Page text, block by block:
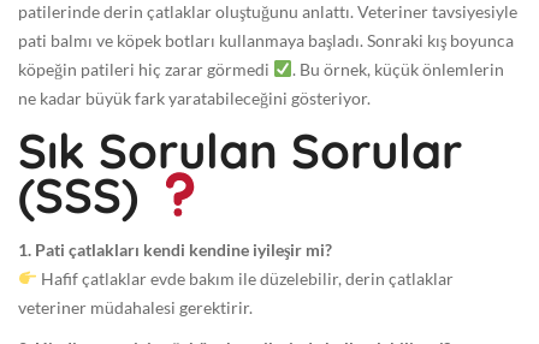
patilerinde derin çatlaklar oluştuğunu anlattı. Veteriner tavsiyesiyle
pati balmı ve köpek botları kullanmaya başladı. Sonraki kış boyunca
köpeğin patileri hiç zarar görmedi
. Bu örnek, küçük önlemlerin
ne kadar büyük fark yaratabileceğini gösteriyor.
Sık Sorulan Sorular
(SSS)
1. Pati çatlakları kendi kendine iyileşir mi?
Hafif çatlaklar evde bakım ile düzelebilir, derin çatlaklar
veteriner müdahalesi gerektirir.